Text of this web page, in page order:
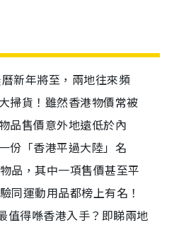
新年將至，兩地往來頻
掃貨！雖然香港物價常被
品售價意外地遠低於內
份「香港平過大陸」名
品，其中一項售價甚至平
同運動用品都榜上有名！
值得喺香港入手？即睇兩地